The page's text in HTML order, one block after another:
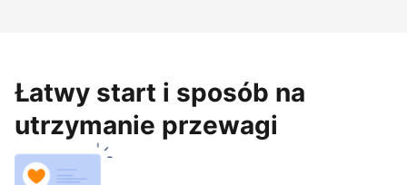
Łatwy start i sposób na
utrzymanie przewagi